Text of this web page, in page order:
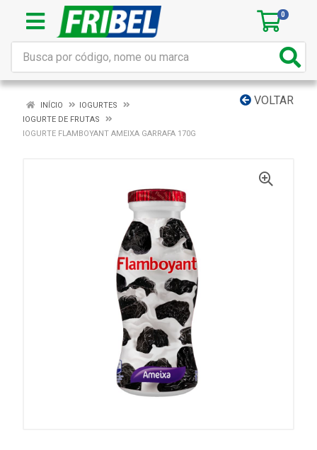
0
VOLTAR
INÍCIO
IOGURTES
IOGURTE DE FRUTAS
IOGURTE FLAMBOYANT AMEIXA GARRAFA 170G